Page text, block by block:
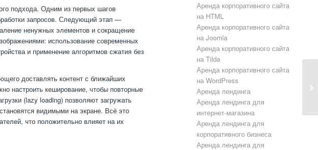
подхода. Одним из первых шагов
запросов. Следующий этап —
ненужных элементов и сокращение
использование современных
и применение алгоритмов сжатия без
доставлять контент с ближайших
настроить кеширование, чтобы повторные
(lazy loading) позволяют загружать
видимыми на экране. Всё это
что положительно влияет на их
Аренда корпоративного сайта
на HTML
Аренда корпоративного сайта
на Joomla
Аренда корпоративного сайта
на Tilda
Аренда корпоративного сайта
на WordPress
Аренда лендинга
Аренда лендинга для
интернет-магазина
Аренда лендинга для
корпоративного бизнеса
Аренда лендинга для